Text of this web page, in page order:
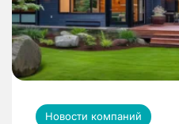
Новости компаний